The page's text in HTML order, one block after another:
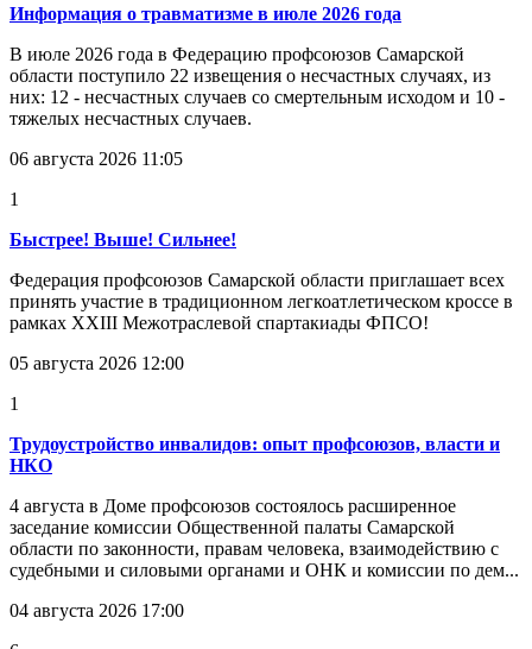
Информация о травматизме в июле 2026 года
В июле 2026 года в Федерацию профсоюзов Самарской
области поступило 22 извещения о несчастных случаях, из
них: 12 - несчастных случаев со смертельным исходом и 10 -
тяжелых несчастных случаев.
06 августа 2026 11:05
1
Быстрее! Выше! Сильнее!
Федерация профсоюзов Самарской области приглашает всех
принять участие в традиционном легкоатлетическом кроссе в
рамках XXIII Межотраслевой спартакиады ФПСО!
05 августа 2026 12:00
1
Трудоустройство инвалидов: опыт профсоюзов, власти и
НКО
4 августа в Доме профсоюзов состоялось расширенное
заседание комиссии Общественной палаты Самарской
области по законности, правам человека, взаимодействию с
судебными и силовыми органами и ОНК и комиссии по дем...
04 августа 2026 17:00